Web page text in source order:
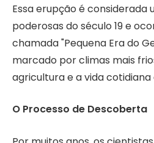
Essa erupção é considerada
poderosas do século 19 e
chamada "Pequena Era do
marcado por climas mais
agricultura e a vida cotidiana
O Processo de Descoberta